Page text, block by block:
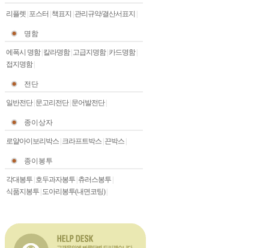
리플렛 포스터 책표지 관리규약/결산서표지
명함
에폭시 명함| 칼라명함| 고급지명함| 카드명함|
접지명함|
전단
일반전단| 문고리전단| 문어발전단|
종이상자
로얄아이보리박스 크라프트박스 끈박스
종이봉투
각대봉투 호두과자봉투 츄러스봉투
식품지봉투 도아리봉투(내면코팅)|